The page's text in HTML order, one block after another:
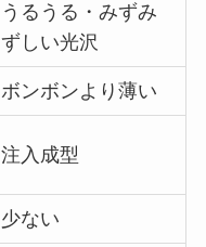
うるうる・みずみ
ずしい光沢
ボンボンより薄い
注入成型
少ない